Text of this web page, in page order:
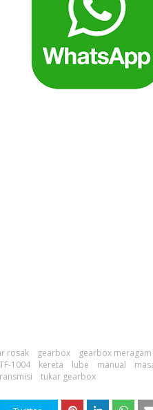
rosak gearbox gearbox meragam
1004 kereta lube manual
tukar gearbox